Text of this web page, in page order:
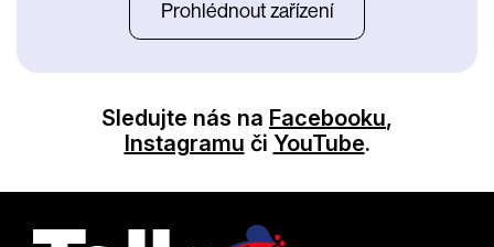
Prohlédnout zařízení
Sledujte nás na Facebooku,
Instagramu či YouTube.